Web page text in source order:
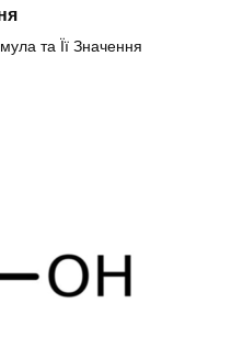
та Її Значення